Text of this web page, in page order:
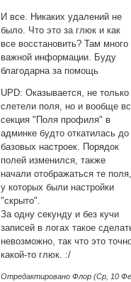
И все. Никаких удалений не
было. Что это за глюк и как
все восстановить? Там много
важной информации. Буду
благодарна за помощь
UPD: Оказывается, не только
слетели поля, но и вообще
секция "Поля профиля" в
админке будто откатилась до
базовых настроек. Порядок
полей изменился, также
начали отображаться те
у которых были настройки
"скрыто".
За одну секунду и без кучи
записей в логах такое
невозможно, так что это
какой-то глюк. :/
Отредактировано Флор (Ср, 10